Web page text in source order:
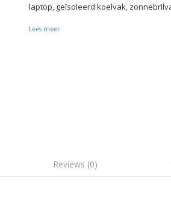
laptop, geïsoleerd koelvak,
Lees meer
Reviews (0)